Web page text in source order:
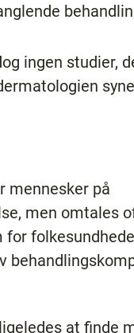
ingen studier,
mennesker på
men omtales
for
at finde